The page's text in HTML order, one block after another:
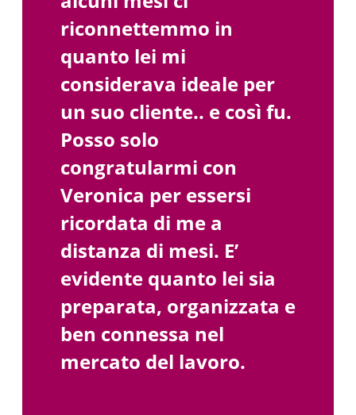
riconnettemmo in
quanto lei mi
considerava ideale per
un suo cliente.. e così fu.
Posso solo
congratularmi con
Veronica per essersi
ricordata di me a
distanza di mesi. E’
evidente quanto lei sia
preparata, organizzata e
ben connessa nel
mercato del lavoro.